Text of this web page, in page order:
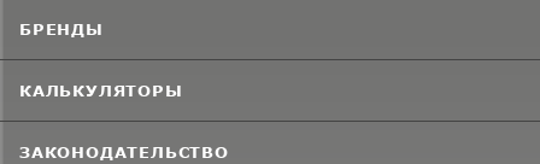
БРЕНДЫ
КАЛЬКУЛЯТОРЫ
ЗАКОНОДАТЕЛЬСТВО